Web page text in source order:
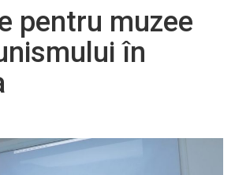
pentru muzee
în